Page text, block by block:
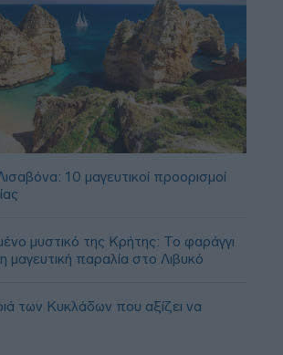
10 μαγευτικοί προορισμοί
μυστικό της Κρήτης: Το φαράγγι
μαγευτική παραλία στο Λιβυκό
των Κυκλάδων που αξίζει να